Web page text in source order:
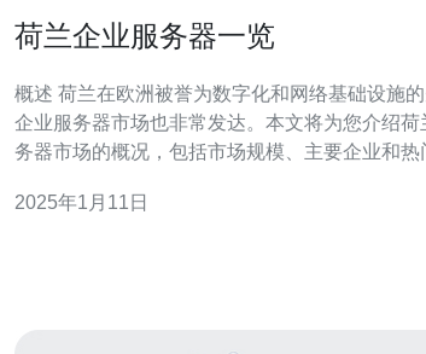
荷兰企业服务器一览
概述 荷兰在欧洲被誉为数字化和网络基础设施
企业服务器市场也非常发达。本文将为您介绍荷
务器市场的概况，包括市场规模、主要企业和热
2020年底，荷兰的企业服务器市场价值达到50亿
2025年1月11日